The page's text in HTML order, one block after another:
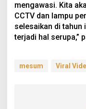
mengawasi. Kita
CCTV dan lampu
selesaikan di tahun
terjadi hal serupa,”
mesum Viral